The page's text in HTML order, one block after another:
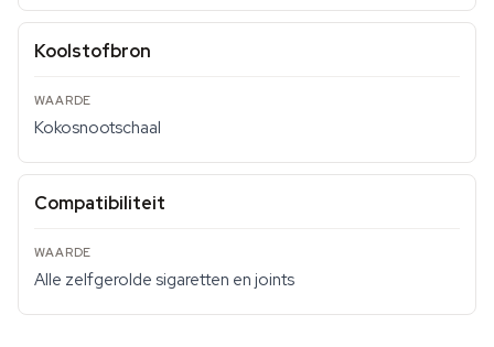
Koolstofbron
Kokosnootschaal
Compatibiliteit
Alle zelfgerolde sigaretten en joints